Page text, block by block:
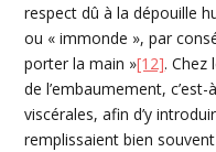
respect dû à la dépouille
ou « immonde », par
porter la main »[12]. Chez
de l’embaumement,
viscérales, afin d’y
remplissaient bien